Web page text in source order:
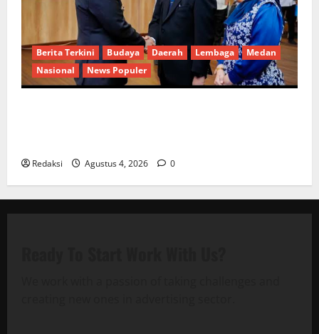
Berita Terkini Budaya Daerah Lembaga
Medan
Nasional
News Populer
Redaksi Agustus 4, 2026 0